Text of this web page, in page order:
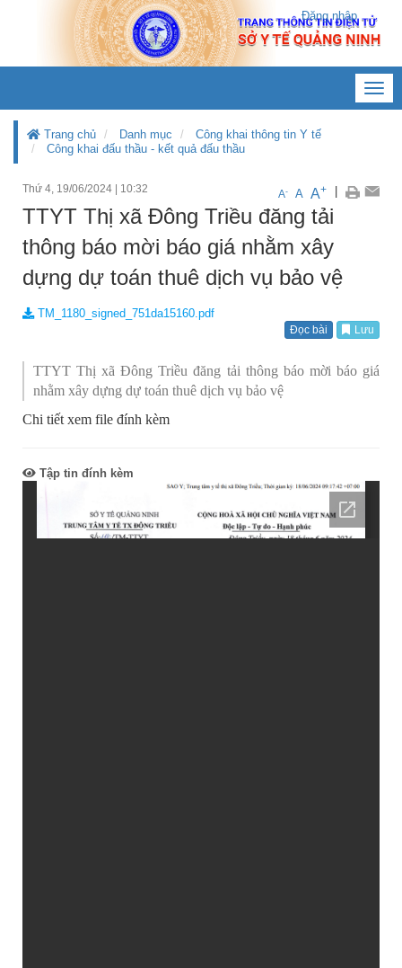
Đăng nhập
Trang chủ Danh mục
Công khai thông tin Y tế
Công khai đấu thầu - kết quả đấu thầu
Thứ 4, 19/06/2024 10:32 A- A A+
TTYT Thị xã Đông Triều đăng tải
thông báo mời báo giá nhằm xây
dựng dự toán thuê dịch vụ bảo vệ
TM_1180_signed_751da15160.pdf
Đọc bài Lưu
TTYT Thị xã Đông Triều đăng tải thông báo mời báo giá
nhằm xây dựng dự toán thuê dịch vụ bảo vệ
Chi tiết xem file đính kèm
Tập tin đính kèm